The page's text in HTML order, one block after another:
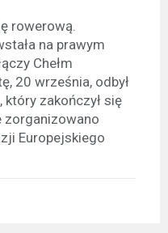
rowerową.
na prawym
Chełm
20 września, odbył
zakończył się
zorganizowano
Europejskiego